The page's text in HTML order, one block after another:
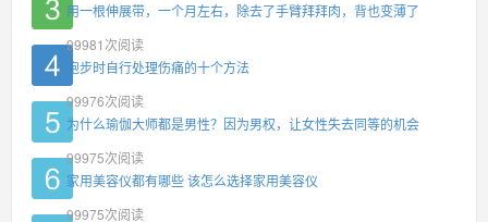
用一根伸展带，一个月左右，除去了手臂拜拜肉，背也变薄了
99981 次阅读
跑步时自行处理伤痛的十个方法
99976次阅读
为什么瑜伽大师都是男性？因为男权，让女性失去同等的机会
99975次阅读
家用美容仪都有哪些 该怎么选择家用美容仪
99975次阅读